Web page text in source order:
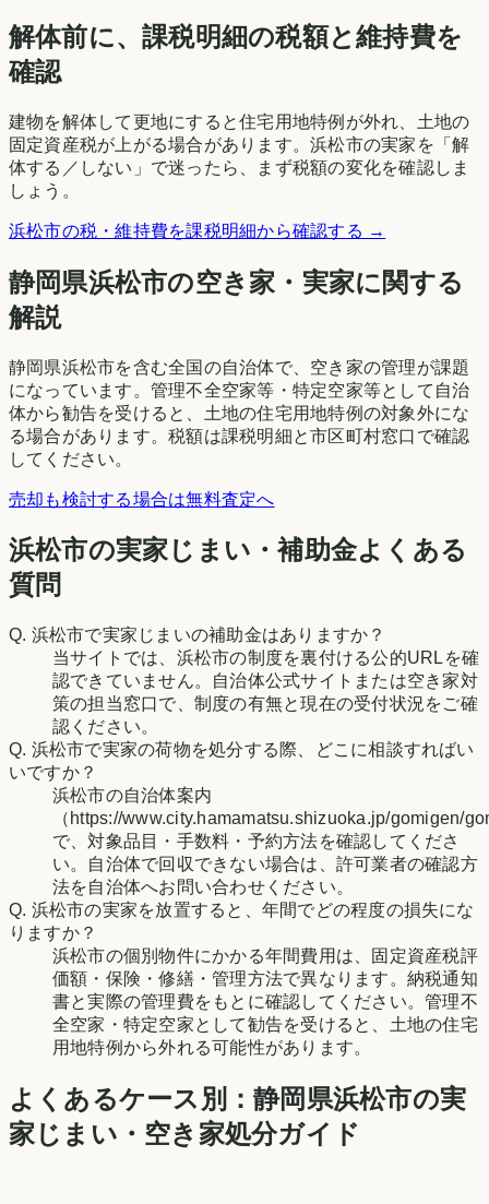
解体前に、課税明細の税額と維持費を
確認
建物を解体して更地にすると住宅用地特例が外れ、土地の
固定資産税が上がる場合があります。浜松市の実家を「解
体する／しない」で迷ったら、まず税額の変化を確認しま
しょう。
浜松市の税・維持費を課税明細から確認する →
静岡県浜松市の空き家・実家に関する
解説
静岡県浜松市を含む全国の自治体で、空き家の管理が課題
になっています。管理不全空家等・特定空家等として自治
体から勧告を受けると、土地の住宅用地特例の対象外にな
る場合があります。税額は課税明細と市区町村窓口で確認
してください。
売却も検討する場合は無料査定へ
浜松市の実家じまい・補助金よくある
質問
Q. 浜松市で実家じまいの補助金はありますか？
当サイトでは、浜松市の制度を裏付ける公的URLを確
認できていません。自治体公式サイトまたは空き家対
策の担当窓口で、制度の有無と現在の受付状況をご確
認ください。
Q. 浜松市で実家の荷物を処分する際、どこに相談すればい
いですか？
浜松市の自治体案内
（https://www.city.hamamatsu.shizuoka.jp/gomigen/
で、対象品目・手数料・予約方法を確認してくださ
い。自治体で回収できない場合は、許可業者の確認方
法を自治体へお問い合わせください。
Q. 浜松市の実家を放置すると、年間でどの程度の損失にな
りますか？
浜松市の個別物件にかかる年間費用は、固定資産税評
価額・保険・修繕・管理方法で異なります。納税通知
書と実際の管理費をもとに確認してください。管理不
全空家・特定空家として勧告を受けると、土地の住宅
用地特例から外れる可能性があります。
よくあるケース別：静岡県浜松市の実
家じまい・空き家処分ガイド